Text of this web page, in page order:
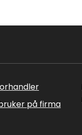
på firma